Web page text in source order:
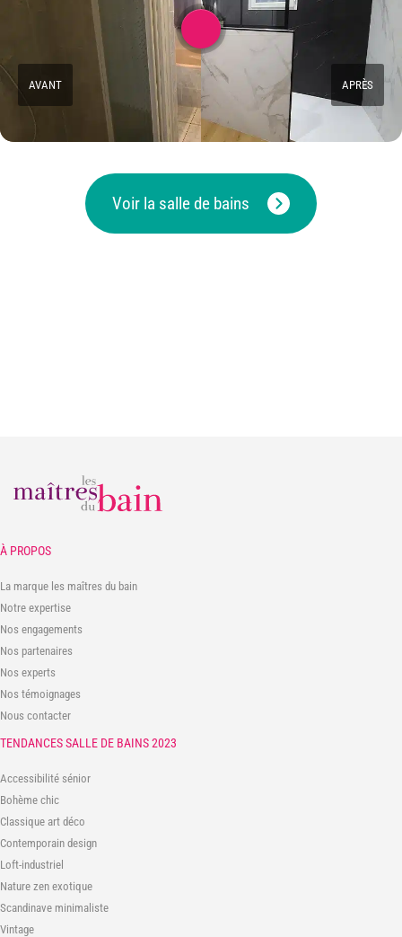
APRÈS
AVANT
Voir la salle de bains
À PROPOS
La marque les maîtres du bain
Notre expertise
Nos engagements
Nos partenaires
Nos experts
Nos témoignages
Nous contacter
TENDANCES SALLE DE BAINS 2023
Accessibilité sénior
Bohème chic
Classique art déco
Contemporain design
Loft-industriel
Nature zen exotique
Scandinave minimaliste
Vintage